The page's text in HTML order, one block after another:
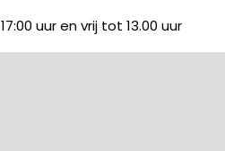
uur en vrij tot 13.00 uur